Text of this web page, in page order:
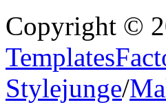
Copyright ©
Stylejunge/